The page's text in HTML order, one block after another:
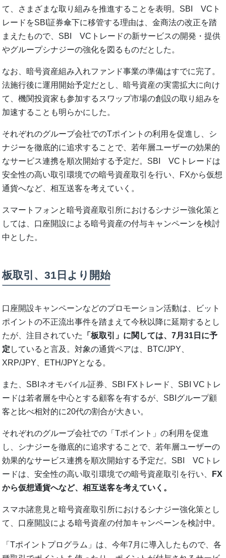
て、さまざまな取り組みを推進することを表明。SBI VCト
レードをSBI証券傘下に移管する理由は、金商法の改正を踏
まえたもので、SBI VCトレードの新サービスの開発・提供
やグループシナジーの強化を図るものだとした。
なお、暗号資産組み入れファンド事業の準備はすでに完了。
法施行後に運用開始予定だとし、暗号資産の実需拡大に向け
て、機関投資家も参加するスワップ市場の創設の取り組みを
加速することも明らかにした。
それぞれのグループ会社でのTポイントの利用を促進し、シ
ナジーを徹底的に追求することで、若年層ユーザーの効果的
なサービス連携を順次開始する予定だ。SBI VCトレードは
安全性の高い取引環境での暗号資産取引を行い、FXから仮想
通貨へなど、相互送客を考えていく。
スマートフォンと暗号資産取引所におけるシナジー強化策と
しては、口座開設による暗号資産の付与キャンペーンを検討
中とした。
板取引、31日より開始
口座開設キャンペーンなどのプロモーション活動は、ビット
ポイントの不正流出事件を踏まえて今秋以降に延期するとし
たが、注目されていた
「板取引」に関しては、7月31日に予
定 していると言及。対象の通貨ペアは、BTC/JPY、
XRP/JPY、ETH/JPYとなる。
また、SBIネオモバイル証券、SBI FXトレード、SBI VCトレ
ードは若者層を中心とする顧客を有するが、SBIグループ顧
客と比べ相対的に20代の割合が大きい。
それぞれのグループ会社での「Tポイント」の利用を促進
し、シナジーを徹底的に追求することで、若年層ユーザーの
効果的なサービス連携を順次開始する予定だ。SBI VCトレ
ードは、安全性の高い取引環境での暗号資産取引を行い、
FX
から仮想通貨へなど、相互送客を考えていく。
スマホ諸意見と暗号資産取引所におけるシナジー強化策とし
て、口座開設による暗号資産の付加キャンペーンを検討中。
「Tポイントプログラム」は、今年7月に導入したもので、各